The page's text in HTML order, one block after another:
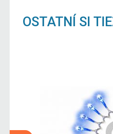
OSTATNÍ SI